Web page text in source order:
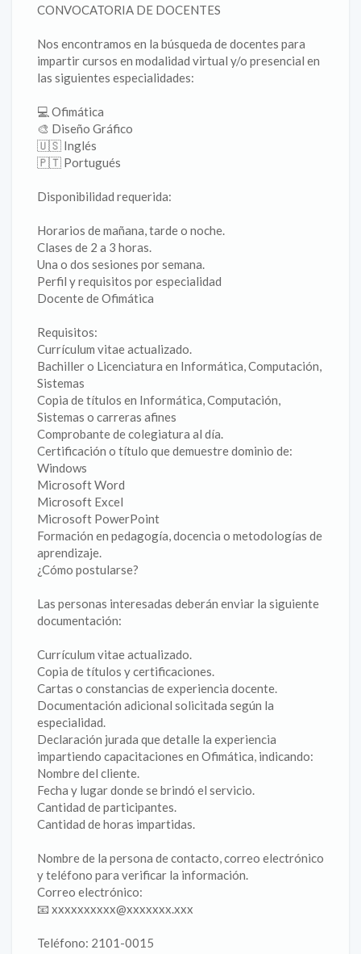
CONVOCATORIA DE DOCENTES
Nos encontramos en la búsqueda de docentes para
impartir cursos en modalidad virtual y/o presencial en
las siguientes especialidades:
💻 Ofimática
🎨 Diseño Gráfico
🇺🇸 Inglés
🇵🇹 Portugués
Disponibilidad requerida:
Horarios de mañana, tarde o noche.
Clases de 2 a 3 horas.
Una o dos sesiones por semana.
Perfil y requisitos por especialidad
Docente de Ofimática
Requisitos:
Currículum vitae actualizado.
Bachiller o Licenciatura en Informática, Computación,
Sistemas
Copia de títulos en Informática, Computación,
Sistemas o carreras afines
Comprobante de colegiatura al día.
Certificación o título que demuestre dominio de:
Windows
Microsoft Word
Microsoft Excel
Microsoft PowerPoint
Formación en pedagogía, docencia o metodologías de
aprendizaje.
¿Cómo postularse?
Las personas interesadas deberán enviar la siguiente
documentación:
Currículum vitae actualizado.
Copia de títulos y certificaciones.
Cartas o constancias de experiencia docente.
Documentación adicional solicitada según la
especialidad.
Declaración jurada que detalle la experiencia
impartiendo capacitaciones en Ofimática, indicando:
Nombre del cliente.
Fecha y lugar donde se brindó el servicio.
Cantidad de participantes.
Cantidad de horas impartidas.
Nombre de la persona de contacto, correo electrónico
y teléfono para verificar la información.
Correo electrónico:
📧 xxxxxxxxxx@xxxxxxx.xxx
Teléfono: 2101-0015